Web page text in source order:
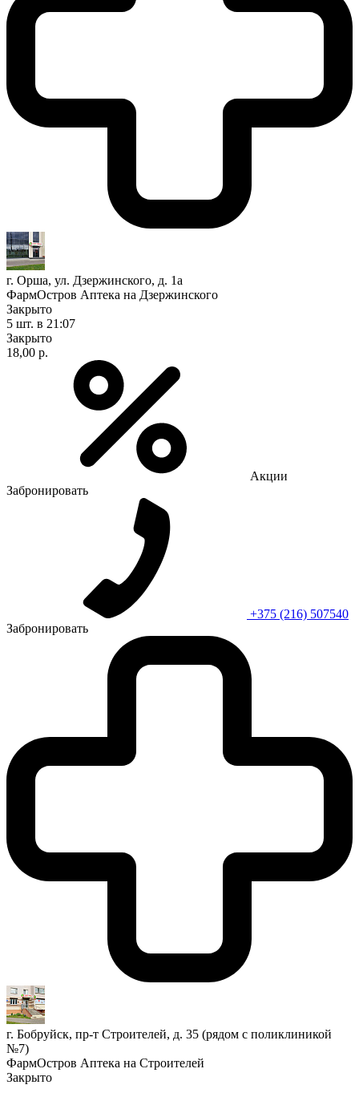
г. Орша, ул. Дзержинского, д. 1а
ФармОстров Аптека на Дзержинского
Закрыто
5 шт. в 21:07
Закрыто
18,00 р.
Акции
Забронировать
+375 (216) 507540
Забронировать
г. Бобруйск, пр-т Строителей, д. 35 (рядом с поликлиникой
№7)
ФармОстров Аптека на Строителей
Закрыто